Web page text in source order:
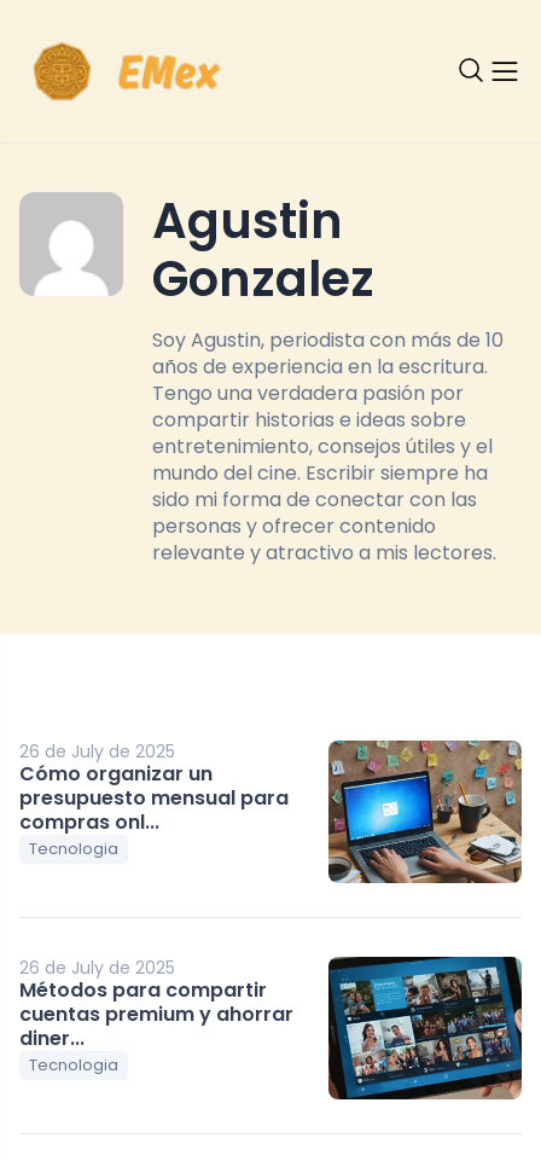
Agustin
Gonzalez
Soy Agustin, periodista con más de 10
años de experiencia en la escritura.
Tengo una verdadera pasión por
compartir historias e ideas sobre
entretenimiento, consejos útiles y el
mundo del cine. Escribir siempre ha
sido mi forma de conectar con las
personas y ofrecer contenido
relevante y atractivo a mis lectores.
26 de July de 2025
Cómo organizar un
presupuesto mensual para
compras onl...
Tecnologia
26 de July de 2025
Métodos para compartir
cuentas premium y ahorrar
diner...
Tecnologia